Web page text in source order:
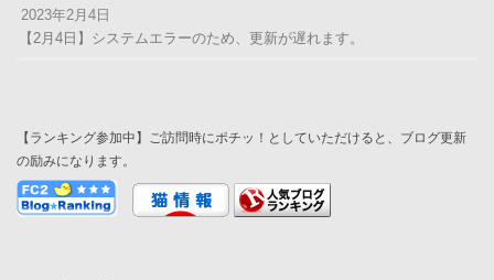
2023年2月4日
【2月4日】システムエラーのため、更新が遅れます。
【ランキング参加中】ご訪問時にポチッ！としていただけると、ブログ更新
の励みになります。